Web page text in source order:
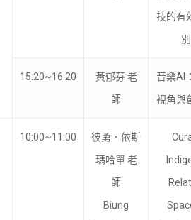
技的有
15:20~16:20
黃郁芬 老
師
音樂AI
視角與
10:00~11:00
彼勇．依斯
瑪哈單 老
師
Biung